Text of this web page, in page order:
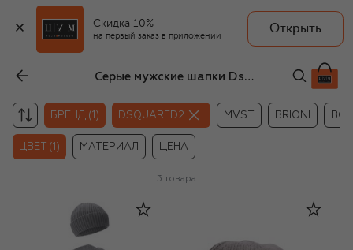
Скидка 10%
на первый заказ в приложении
Открыть
Серые мужские шапки Dsquared2
БРЕНД (1) DSQUARED2 MVST BRIONI
ЦВЕТ (1) МАТЕРИАЛ ЦЕНА
3 товара